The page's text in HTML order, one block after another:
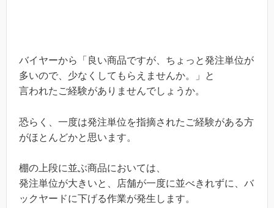
バイヤーから「良い商品ですが、ちょっと発注単位が
多いので、少なくしてもらえませんか。」と
言われたご経験がありませんでしょうか。
恐らく、一度は発注単位を指摘されたご経験がある方
がほとんどかと思います。
棚の上段に並ぶ商品においては、
発注単位が大きいと、店舗が一度に並べきれずに、バ
ックヤードに下げる作業が発生します。